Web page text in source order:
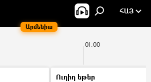
Արմենիա
ՀԱՅ
01:00
Ուղիղ եթեր